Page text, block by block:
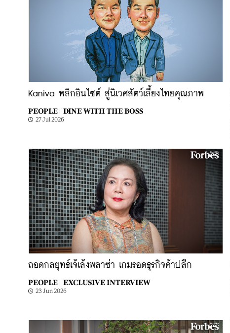
Kaniva พลิกอินไซต์ สู่นิเวศสัตว์เลี้ยงไทยคุณภาพ
PEOPLE | DINE WITH THE BOSS
27 Jul 2026
ถอดกลยุทธ์เจ้เล้งพลาซ่า เกมรอดธุรกิจค้าปลีก
PEOPLE | EXCLUSIVE INTERVIEW
23 Jun 2026